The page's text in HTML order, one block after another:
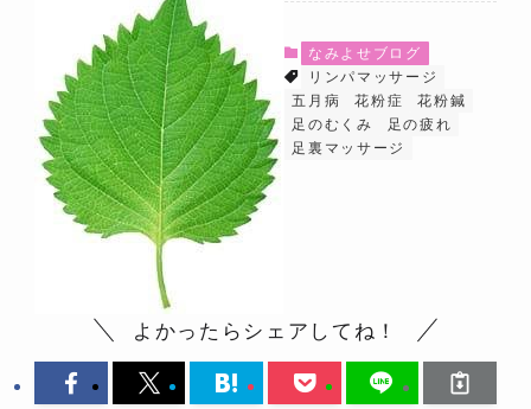
なみよせブログ
リンパマッサージ
五月病
花粉症
花粉鍼
足のむくみ
足の疲れ
足裏マッサージ
よかったらシェアしてね！